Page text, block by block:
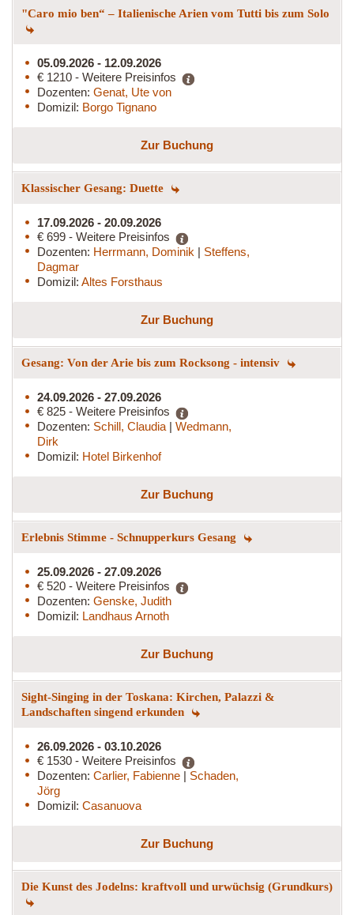
"Caro mio ben“ – Italienische Arien vom Tutti bis zum Solo
05.09.2026 - 12.09.2026
€ 1210 - Weitere Preisinfos
Dozenten: Genat, Ute von
Domizil: Borgo Tignano
Zur Buchung
Klassischer Gesang: Duette
17.09.2026 - 20.09.2026
€ 699 - Weitere Preisinfos
Dozenten: Herrmann, Dominik | Steffens,
Dagmar
Domizil: Altes Forsthaus
Zur Buchung
Gesang: Von der Arie bis zum Rocksong - intensiv
24.09.2026 - 27.09.2026
€ 825 - Weitere Preisinfos
Dozenten: Schill, Claudia | Wedmann,
Dirk
Domizil: Hotel Birkenhof
Zur Buchung
Erlebnis Stimme - Schnupperkurs Gesang
25.09.2026 - 27.09.2026
€ 520 - Weitere Preisinfos
Dozenten: Genske, Judith
Domizil: Landhaus Arnoth
Zur Buchung
Sight-Singing in der Toskana: Kirchen, Palazzi &
Landschaften singend erkunden
26.09.2026 - 03.10.2026
€ 1530 - Weitere Preisinfos
Dozenten: Carlier, Fabienne | Schaden,
Jörg
Domizil: Casanuova
Zur Buchung
Die Kunst des Jodelns: kraftvoll und urwüchsig (Grundkurs)